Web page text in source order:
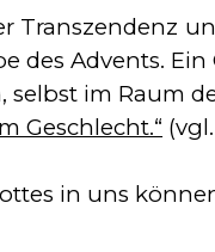
Transzendenz
des Advents.
selbst im Raum
Geschlecht.“
in uns